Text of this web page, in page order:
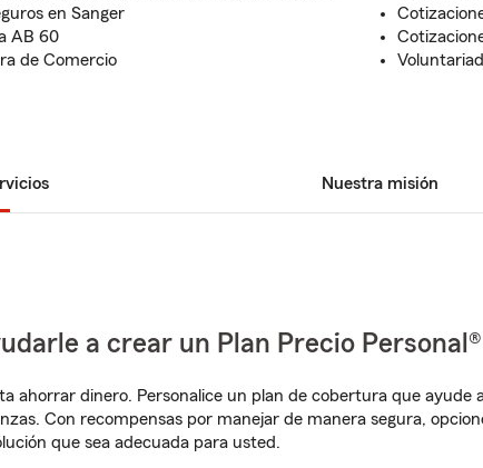
en Sanger
AB 60
de Comercio
Nuestra misión
a crear un Plan Precio Personal®
ahorrar dinero. Personalice un plan de cobertura que
Con recompensas por manejar de manera segura,
que sea adecuada para usted.